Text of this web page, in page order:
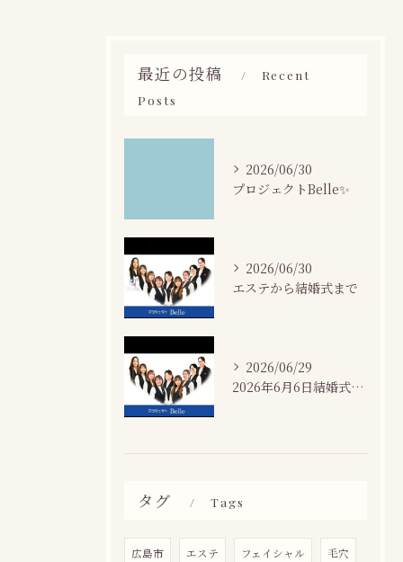
最近の投稿
Recent
Posts
2026/06/30
プロジェクトBelle✨
2026/06/30
エステから結婚式まで
2026/06/29
2026年6月6日結婚式場カサネにて
タグ Tags
広島市 エステ フェイシャル 毛穴